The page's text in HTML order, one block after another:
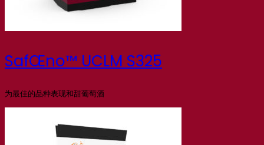
SafŒno™ UCLM S325
为最佳的品种表现和甜葡萄酒